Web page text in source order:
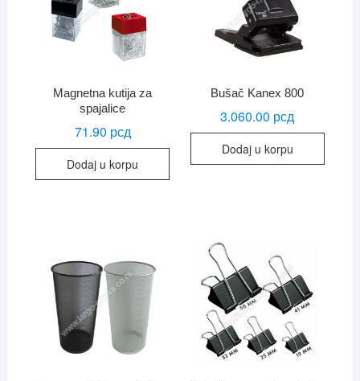
Magnetna kutija za
spajalice
71.90 рсд
Dodaj u korpu
Bušač Kanex 800
3.060.00 рсд
Dodaj u korpu